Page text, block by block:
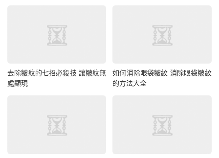
去除皺紋的七招必殺技 讓皺紋無
處顯現
如何消除眼袋皺紋 消除眼袋皺紋
的方法大全